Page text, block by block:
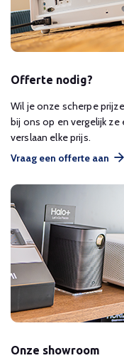
Offerte nodig?
Wil je onze scherpe
bij ons op en vergelijk ze
verslaan elke prijs.
Vraag een offerte aan
Onze showroom